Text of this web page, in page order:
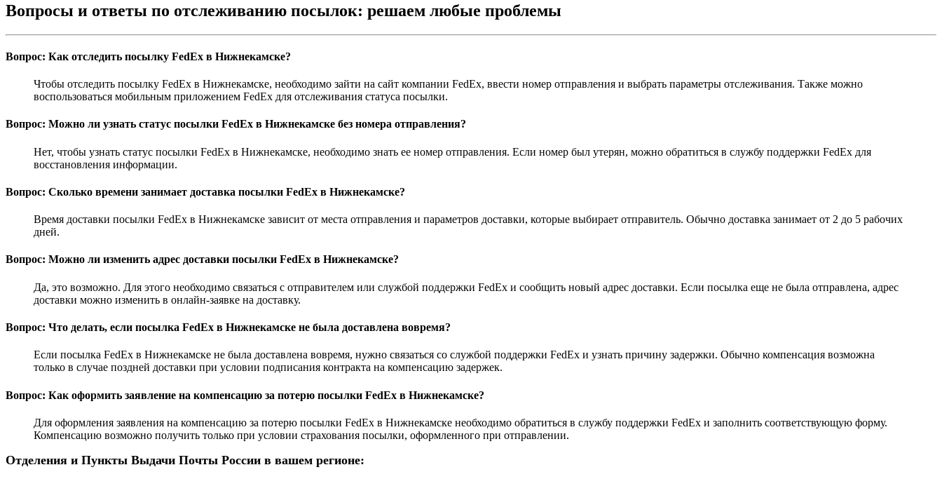
Вопросы и ответы по отслеживанию посылок: решаем любые проблемы
Вопрос: Как отследить посылку FedEx в Нижнекамске?
Чтобы отследить посылку FedEx в Нижнекамске, необходимо зайти на сайт компании FedEx, ввести номер отправления и выбрать параметры отслеживания. Также можно
воспользоваться мобильным приложением FedEx для отслеживания статуса посылки.
Вопрос: Можно ли узнать статус посылки FedEx в Нижнекамске без номера отправления?
Нет, чтобы узнать статус посылки FedEx в Нижнекамске, необходимо знать ее номер отправления. Если номер был утерян, можно обратиться в службу поддержки FedEx для
восстановления информации.
Вопрос: Сколько времени занимает доставка посылки FedEx в Нижнекамске?
Время доставки посылки FedEx в Нижнекамске зависит от места отправления и параметров доставки, которые выбирает отправитель. Обычно доставка занимает от 2 до 5 рабочих
дней.
Вопрос: Можно ли изменить адрес доставки посылки FedEx в Нижнекамске?
Да, это возможно. Для этого необходимо связаться с отправителем или службой поддержки FedEx и сообщить новый адрес доставки. Если посылка еще не была отправлена, адрес
доставки можно изменить в онлайн-заявке на доставку.
Вопрос: Что делать, если посылка FedEx в Нижнекамске не была доставлена вовремя?
Если посылка FedEx в Нижнекамске не была доставлена вовремя, нужно связаться со службой поддержки FedEx и узнать причину задержки. Обычно компенсация возможна
только в случае поздней доставки при условии подписания контракта на компенсацию задержек.
Вопрос: Как оформить заявление на компенсацию за потерю посылки FedEx в Нижнекамске?
Для оформления заявления на компенсацию за потерю посылки FedEx в Нижнекамске необходимо обратиться в службу поддержки FedEx и заполнить соответствующую форму.
Компенсацию возможно получить только при условии страхования посылки, оформленного при отправлении.
Отделения и Пункты Выдачи Почты России в вашем регионе: